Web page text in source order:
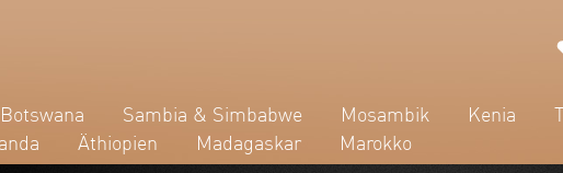
Botswana Sambia & Simbabwe Mosambik Kenia
Äthiopien Madagaskar Marokko